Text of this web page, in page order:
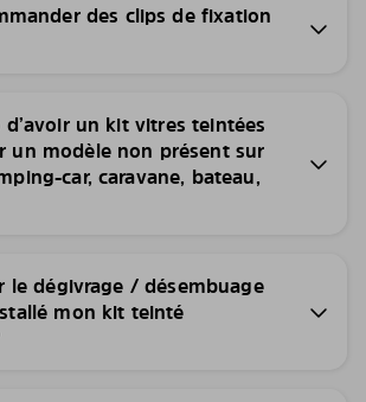
des clips de fixation
d’avoir un kit vitres teintées
un modèle non présent sur
car, caravane, bateau,
le dégivrage / désembuage
mon kit teinté